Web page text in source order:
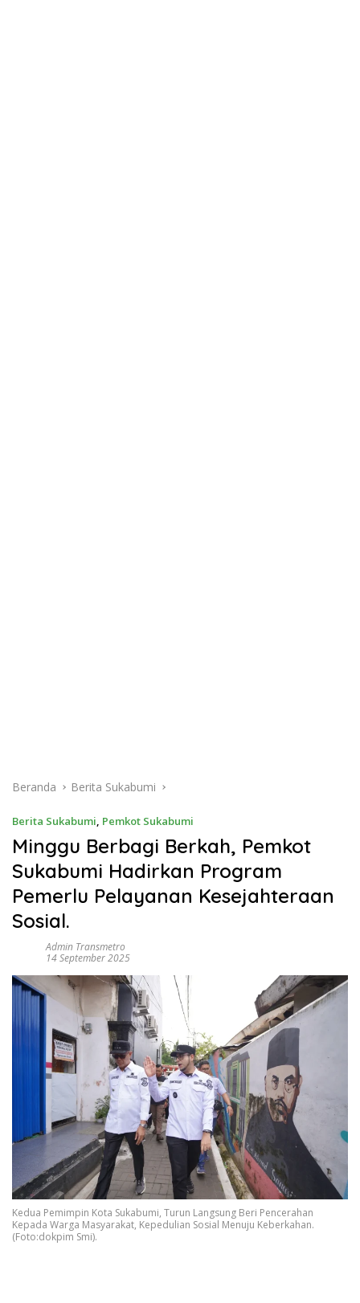
Beranda Berita Sukabumi
Berita Sukabumi, Pemkot Sukabumi
Minggu Berbagi Berkah, Pemkot
Sukabumi Hadirkan Program
Pemerlu Pelayanan Kesejahteraan
Sosial.
Admin Transmetro
14 September 2025
Kedua Pemimpin Kota Sukabumi, Turun Langsung Beri Pencerahan
Kepada Warga Masyarakat, Kepedulian Sosial Menuju Keberkahan.
(Foto:dokpim Smi).